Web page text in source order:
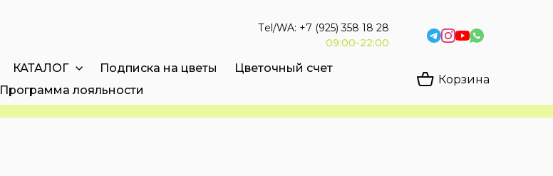
Тel/WA: +7 (925) 358 18 28
09:00-22:00
КАТАЛОГ Подписка на цветы
Цветочный счет
Программа лояльности
Корзина